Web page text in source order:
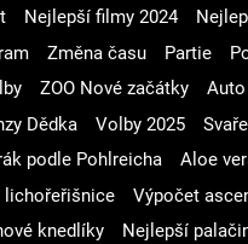
Nejlepší filmy 2024
Změna času Partie
ZOO Nové začátky
Dědka
Volby 2025
podle Pohlreicha
Aloe
lichořeřišnice
Výpočet
knedlíky
Nejlepší